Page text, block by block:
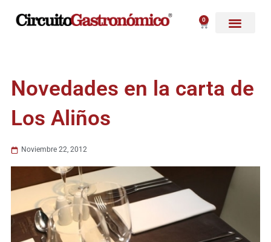
0
Carrito
Novedades en la carta de
Los Aliños
Noviembre 22, 2012